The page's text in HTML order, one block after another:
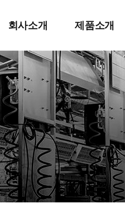
회사소개
인사말
회사연혁
조직도
찾아오시는길
제품소개
에어공구
전동공구
QX툴
윈치/호이스트
엔진스타터
닐로스
대리점문의